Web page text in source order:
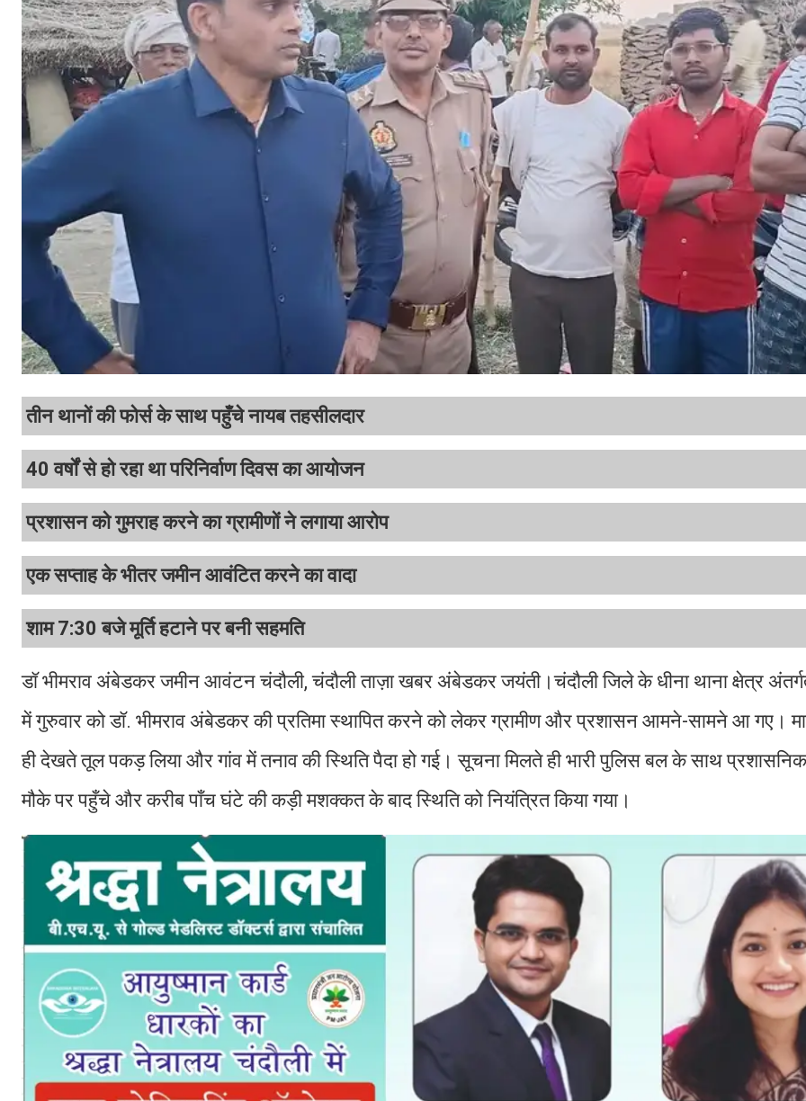
तीन थानों की फोर्स के साथ पहुँचे नायब तहसीलदार
40 वर्षों से हो रहा था परिनिर्वाण दिवस का आयोजन
प्रशासन को गुमराह करने का ग्रामीणों ने लगाया आरोप
एक सप्ताह के भीतर जमीन आवंटित करने का वादा
शाम 7:30 बजे मूर्ति हटाने पर बनी सहमति
डॉ भीमराव अंबेडकर जमीन आवंटन चंदौली, चंदौली ताज़ा खबर अंबेडकर जयंती।चंदौली जिले के धीना थाना क्षेत्र
में गुरुवार को डॉ. भीमराव अंबेडकर की प्रतिमा स्थापित करने को लेकर ग्रामीण और प्रशासन आमने-सामने आ गए।
ही देखते तूल पकड़ लिया और गांव में तनाव की स्थिति पैदा हो गई। सूचना मिलते ही भारी पुलिस बल के साथ
मौके पर पहुँचे और करीब पाँच घंटे की कड़ी मशक्कत के बाद स्थिति को नियंत्रित किया गया।